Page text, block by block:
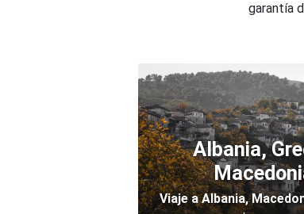
garantía
Albania,
Viaje a Albania,